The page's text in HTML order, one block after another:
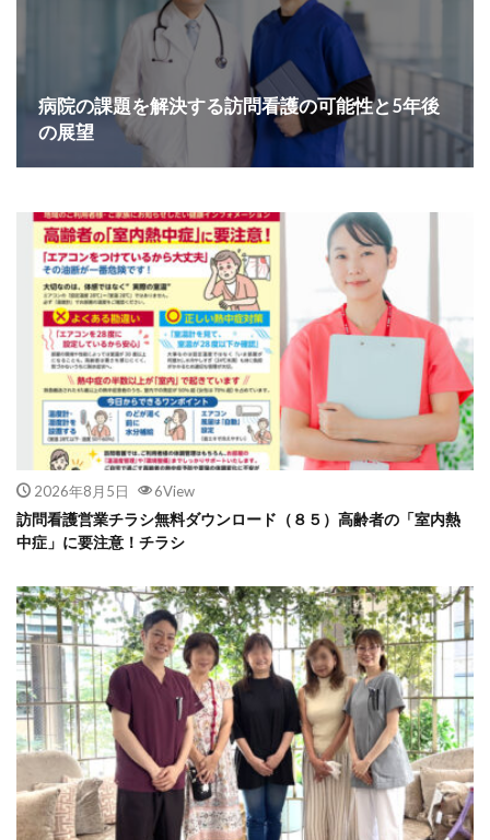
病院の課題を解決する訪問看護の可能性と5年後
の展望
2026年8月5日 6View
訪問看護営業チラシ無料ダウンロード（８５）高齢者の「室内熱
中症」に要注意！チラシ